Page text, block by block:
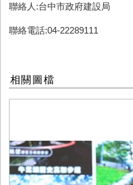
聯絡人:台中市政府建設局
聯絡電話:04-22289111
相關圖檔